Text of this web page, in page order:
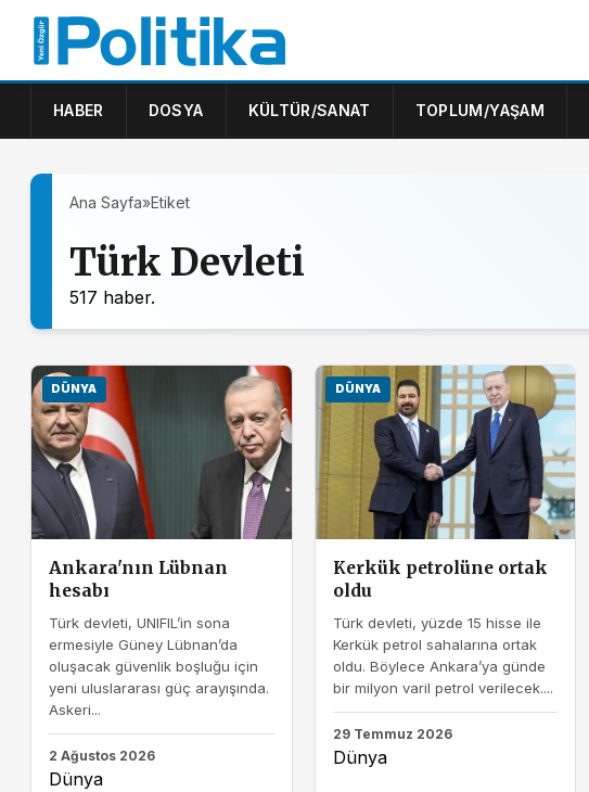
HABER DOSYA KÜLTÜR/SANAT TOPLUM/YAŞAM
Ana Sayfa»Etiket
Türk Devleti
517 haber.
DÜNYA
Ankara'nın Lübnan
hesabı
Türk devleti, UNIFIL’in sona
ermesiyle Güney Lübnan’da
oluşacak güvenlik boşluğu için
yeni uluslararası güç arayışında.
Askeri...
2 Ağustos 2026
Dünya
DÜNYA
Kerkük petrolüne ortak
oldu
Türk devleti, yüzde 15 hisse ile
Kerkük petrol sahalarına ortak
oldu. Böylece Ankara’ya günde
bir milyon varil petrol verilecek....
29 Temmuz 2026
Dünya